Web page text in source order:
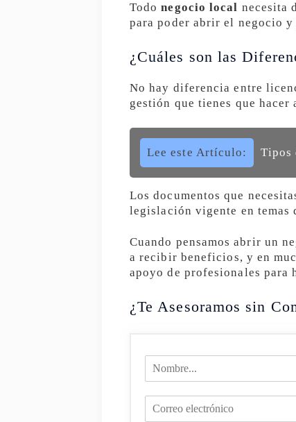
Todonegocio local necesita
para poder abrir el negocio
¿Cuáles son las
No hay diferencia entre
gestión que tienes que
Lee este Artículo: Tipos
Los documentos que
legislación vigente en temas
Cuando pensamos abrir un
a recibir beneficios, y en
apoyo de profesionales para
¿Te Asesoramos sin